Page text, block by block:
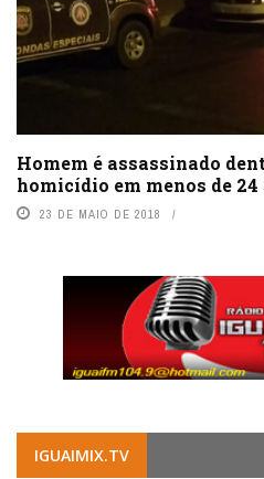
Homem é assassinado
homicídio em menos de 24
23 DE MAIO DE 2018
IGUAIMIX.TV